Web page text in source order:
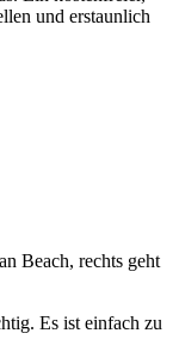
und erstaunlich
Beach, rechts geht
Es ist einfach zu